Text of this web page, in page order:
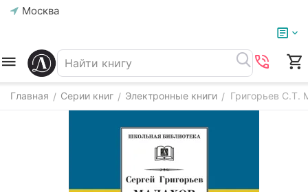
Москва
Главная / Серии книг / Электронные книги / Григорьев С.Т.